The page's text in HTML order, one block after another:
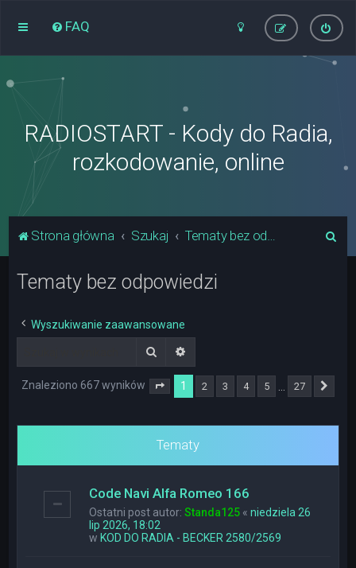
FAQ
RADIOSTART - Kody do Radia,
rozkodowanie, online
Strona główna Szukaj Tematy bez odpowiedzi
Tematy bez odpowiedzi
Wyszukiwanie zaawansowane
Szukaj
Znaleziono 667 wyników Strona 1z 27
1 2 3 4 5 27
Tematy
Code Navi Alfa Romeo 166
Ostatni post autor:Standa125 «niedziela 26
lip 2026, 18:02
w KOD DO RADIA - BECKER 2580/2569